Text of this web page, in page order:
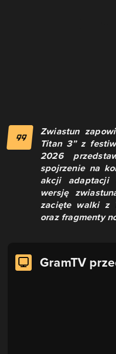
Zwiastun
Titan 3” z
2026
spojrzenie na
akcji adaptacji
wersję
zacięte walki z
oraz fragmenty
GramTV